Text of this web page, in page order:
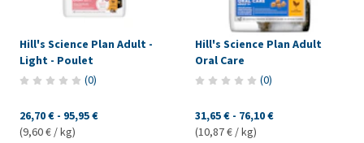
Hill's Science Plan Adult -
Light - Poulet
(0)
26,70 € - 95,95 €
(9,60 € / kg)
Hill's Science Plan Adult
Oral Care
(0)
31,65 € - 76,10 €
(10,87 € / kg)